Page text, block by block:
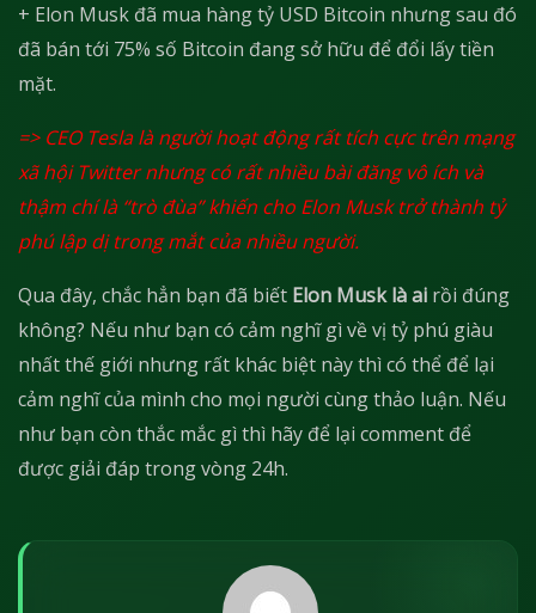
+ Elon Musk đã mua hàng tỷ USD Bitcoin nhưng sau đó
đã bán tới 75% số Bitcoin đang sở hữu để đổi lấy tiền
mặt.
=> CEO Tesla là người hoạt động rất tích cực trên mạng
xã hội Twitter nhưng có rất nhiều bài đăng vô ích và
thậm chí là “trò đùa” khiến cho Elon Musk trở thành tỷ
phú lập dị trong mắt của nhiều người.
Qua đây, chắc hẳn bạn đã biết Elon Musk là ai rồi đúng
không? Nếu như bạn có cảm nghĩ gì về vị tỷ phú giàu
nhất thế giới nhưng rất khác biệt này thì có thể để lại
cảm nghĩ của mình cho mọi người cùng thảo luận. Nếu
như bạn còn thắc mắc gì thì hãy để lại comment để
được giải đáp trong vòng 24h.